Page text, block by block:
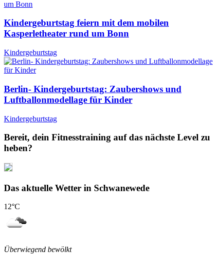
Kindergeburtstag feiern mit dem mobilen
Kasperletheater rund um Bonn
Kindergeburtstag
Berlin- Kindergeburtstag: Zaubershows und
Luftballonmodellage für Kinder
Kindergeburtstag
Bereit, dein Fitnesstraining auf das nächste Level zu
heben?
Das aktuelle Wetter in Schwanewede
12°C
Überwiegend bewölkt